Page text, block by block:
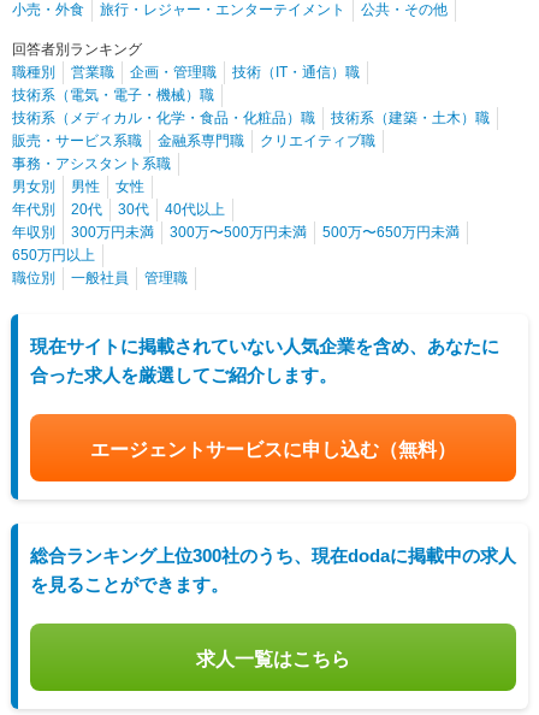
小売・外食
旅行・レジャー・エンターテイメント 公共・その他
回答者別ランキング
職種別
営業職 企画・管理職
技術（IT・通信）職
技術系（電気・電子・機械）職
技術系（メディカル・化学・食品・化粧品）職
技術系（建築・土木）職
販売・サービス系職
金融系専門職
クリエイティブ職
事務・アシスタント系職
男女別
男性
女性
年代別
20代 30代
40代以上
年収別
300万円未満 300万〜500万円未満
500万〜650万円未満
650万円以上
職位別
一般社員 管理職
現在サイトに掲載されていない人気企業を含め、あなたに
合った求人を厳選してご紹介します。
エージェントサービスに申し込む （無料）
総合ランキング上位300社のうち、現在dodaに掲載中の求人
を見ることができます。
求人一覧はこちら